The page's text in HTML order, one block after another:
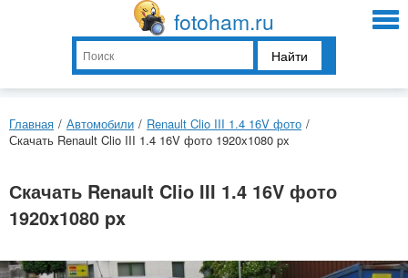
fotoham.ru
Найти
Главная / Автомобили / Renault Clio III 1.4 16V фото /
Скачать Renault Clio III 1.4 16V фото 1920x1080 px
Скачать Renault Clio III 1.4 16V фото
1920x1080 px